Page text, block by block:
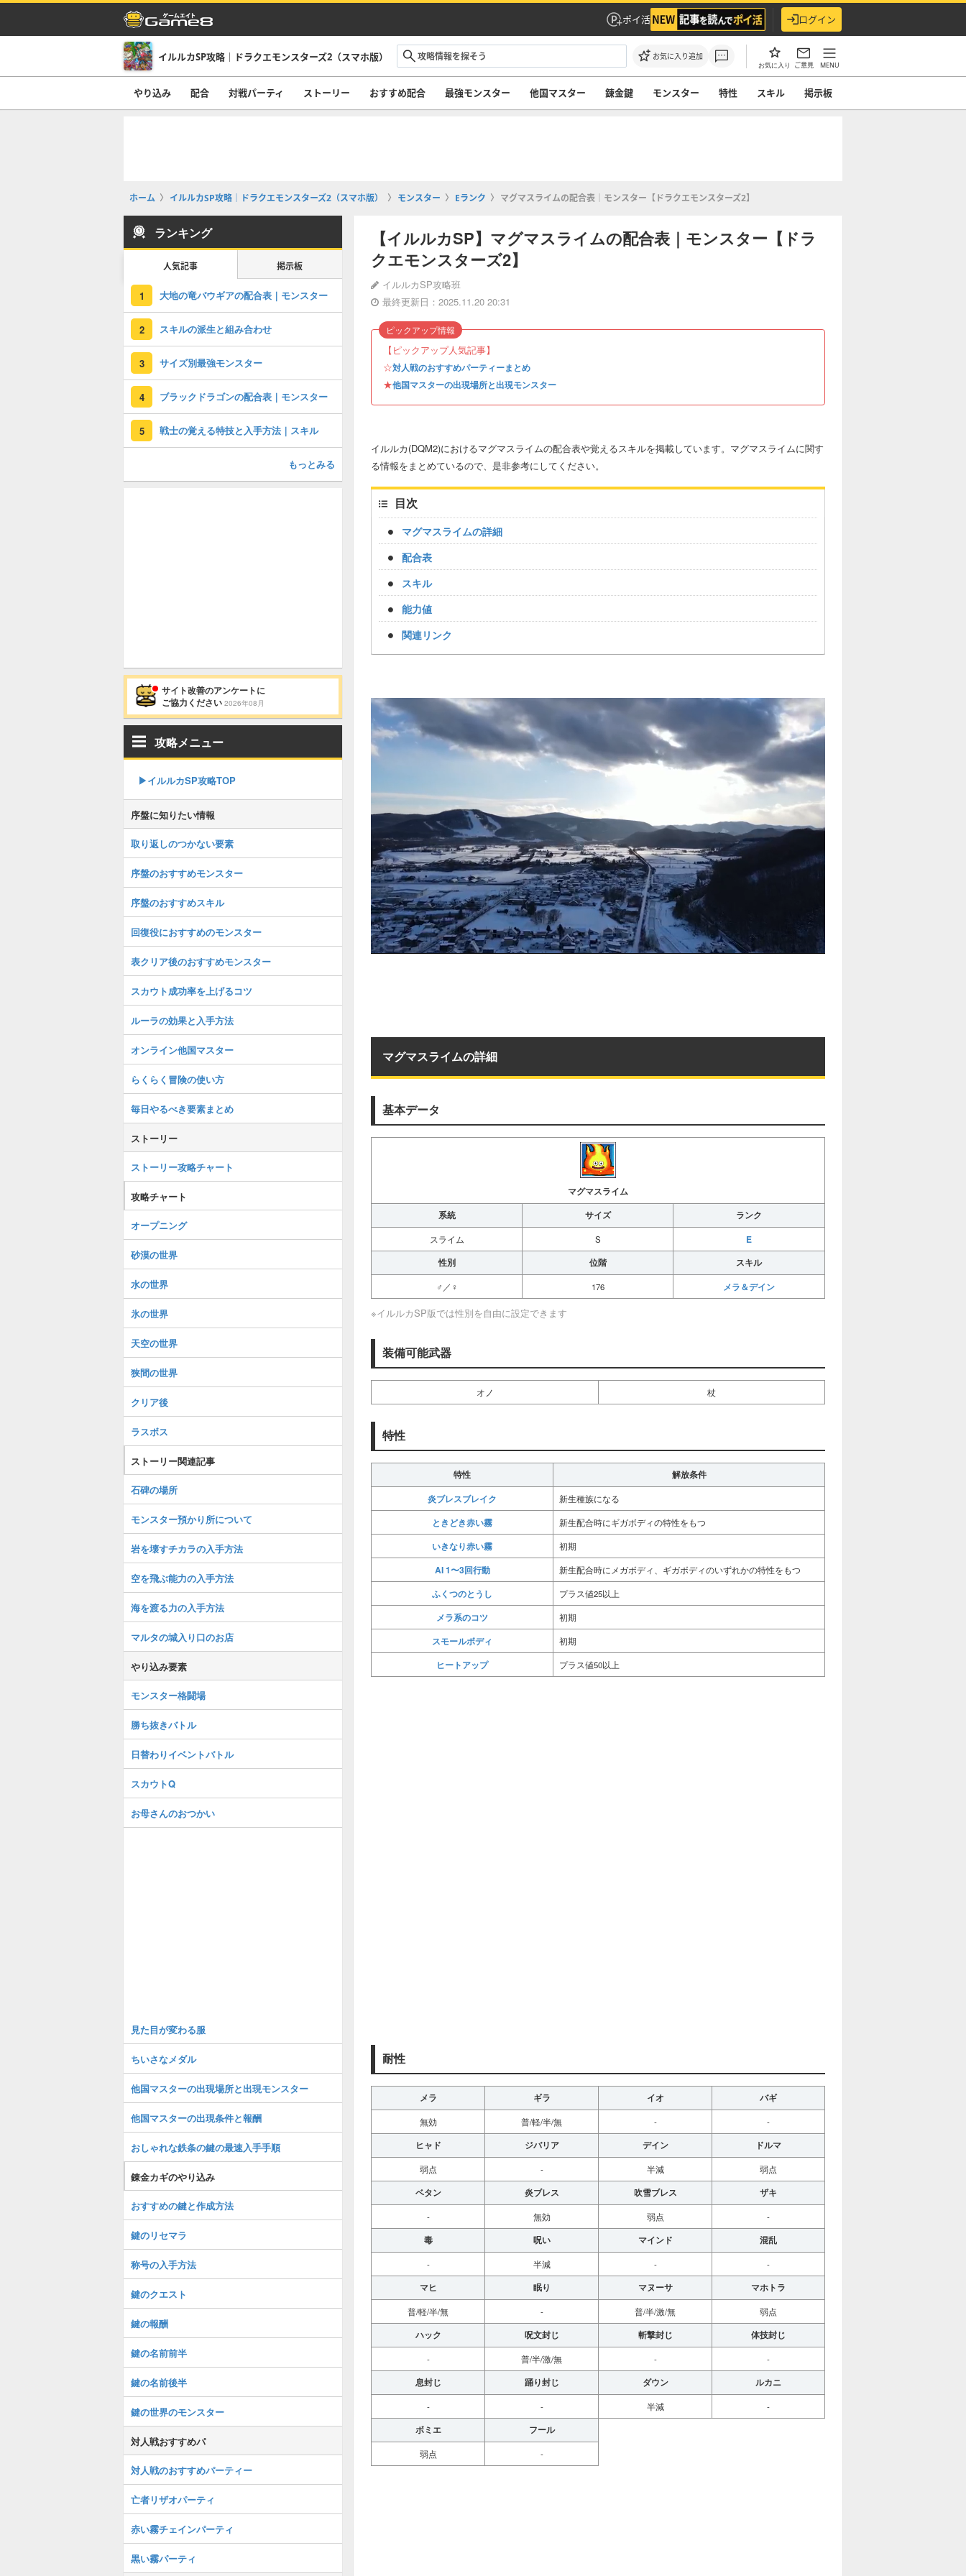
ポイ活 ログイン
イルルカSP攻略｜ドラクエモンスターズ2（スマホ版） お気に入り追加
お気に入り ご意見 MENU
やり込み 配合 対戦パーティ ストーリー おすすめ配合 最強モンスター 他国マスター 錬金鍵 モンスター 特性 スキル 掲示板
ホーム イルルカSP攻略｜ドラクエモンスターズ2（スマホ版） モンスター Eランク マグマスライムの配合表｜モンスター【ドラクエモンスターズ2】
【イルルカSP】マグマスライムの配合表｜モンスター【ドラ
クエモンスターズ2】
イルルカSP攻略班
最終更新日：2025.11.20 20:31
【ピックアップ人気記事】
☆対人戦のおすすめパーティーまとめ
★他国マスターの出現場所と出現モンスター
ピックアップ情報
イルルカ(DQM2)におけるマグマスライムの配合表や覚えるスキルを掲載しています。マグマスライムに関す
る情報をまとめているので、是非参考にしてください。
目次
マグマスライムの詳細
配合表
スキル
能力値
関連リンク
マグマスライムの詳細
基本データ
マグマスライム
系統
サイズ ランク
スライム S E
性別 位階 スキル
♂／♀ 176 メラ＆デイン
※イルルカSP版では性別を自由に設定できます
装備可能武器
オノ 杖
特性
特性 解放条件
炎ブレスブレイク 新生種族になる
ときどき赤い霧 新生配合時にギガボディの特性をもつ
いきなり赤い霧 初期
AI 1〜3回行動 新生配合時にメガボディ、ギガボディのいずれかの特性をもつ
ふくつのとうし プラス値25以上
メラ系のコツ 初期
スモールボディ 初期
ヒートアップ プラス値50以上
耐性
メラ ギラ イオ バギ
無効 普/軽/半/無 - -
ヒャド ジバリア デイン ドルマ
弱点 - 半減 弱点
ベタン 炎ブレス 吹雪ブレス ザキ
- 無効 弱点 -
毒 呪い マインド 混乱
- 半減 - -
マヒ 眠り マヌーサ マホトラ
普/軽/半/無 - 普/半/激/無 弱点
ハック 呪文封じ 斬撃封じ 体技封じ
- 普/半/激/無 - -
息封じ 踊り封じ ダウン ルカニ
- - 半減 -
ボミエ フール
弱点 -
ランキング
人気記事 掲示板
1 大地の竜バウギアの配合表｜モンスター
2 スキルの派生と組み合わせ
3 サイズ別最強モンスター
4 ブラックドラゴンの配合表｜モンスター
5 戦士の覚える特技と入手方法｜スキル
もっとみる
サイト改善のアンケートに
ご協力ください 2026年08月
攻略メニュー
▶︎イルルカSP攻略TOP
序盤に知りたい情報
取り返しのつかない要素
序盤のおすすめモンスター
序盤のおすすめスキル
回復役におすすめのモンスター
表クリア後のおすすめモンスター
スカウト成功率を上げるコツ
ルーラの効果と入手方法
オンライン他国マスター
らくらく冒険の使い方
毎日やるべき要素まとめ
ストーリー
ストーリー攻略チャート
攻略チャート
オープニング
砂漠の世界
水の世界
氷の世界
天空の世界
狭間の世界
クリア後
ラスボス
ストーリー関連記事
石碑の場所
モンスター預かり所について
岩を壊すチカラの入手方法
空を飛ぶ能力の入手方法
海を渡る力の入手方法
マルタの城入り口のお店
やり込み要素
モンスター格闘場
勝ち抜きバトル
日替わりイベントバトル
スカウトQ
お母さんのおつかい
見た目が変わる服
ちいさなメダル
他国マスターの出現場所と出現モンスター
他国マスターの出現条件と報酬
おしゃれな鉄条の鍵の最速入手手順
錬金カギのやり込み
おすすめの鍵と作成方法
鍵のリセマラ
称号の入手方法
鍵のクエスト
鍵の報酬
鍵の名前前半
鍵の名前後半
鍵の世界のモンスター
対人戦おすすめパ
対人戦のおすすめパーティー
亡者リザオパーティ
赤い霧チェインパーティ
黒い霧パーティ